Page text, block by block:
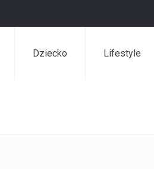
Dziecko Lifestyle